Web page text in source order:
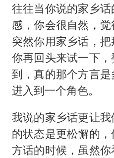
往往当你说的家乡
感，你会很自然，
突然你用家乡话，把
你再回头来试一下
到，真的那个方言
进入到一个角色。
我说的家乡话更让
的状态是更松懈的
方话的时候，虽然